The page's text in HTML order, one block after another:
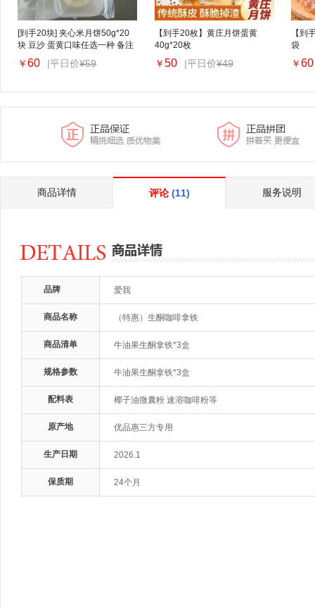
[到手20块] 夹心米月饼50g*20
块 豆沙 蛋黄口味任选一种 备注
￥60 |平日价¥59
【到手20枚】黄庄月饼蛋黄
40g*20枚
￥ 50 |平日价¥49
【到
袋
￥60
商品详情 评论 (11) 服务说明
品牌 爱我
商品名称 （特惠）生酮咖啡拿铁
商品清单 牛油果生酮拿铁*3盒
规格参数 牛油果生酮拿铁*3盒
配料表 椰子油微囊粉 速溶咖啡粉等
原产地 优品惠三方专用
生产日期 2026.1
保质期 24个月